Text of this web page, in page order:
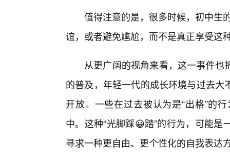
值得注意的是，很多时候，初中生
谊，或者避免尴尬，而不是真正享受这
从更广阔的视角来看，这一事件
的普及，年轻一代的成长环境与过去
开放。一些在过去被认为是“出格”的
中。这种“光脚踩😀踏”的行为，可能
寻求一种更自由、更个性化的自我表达